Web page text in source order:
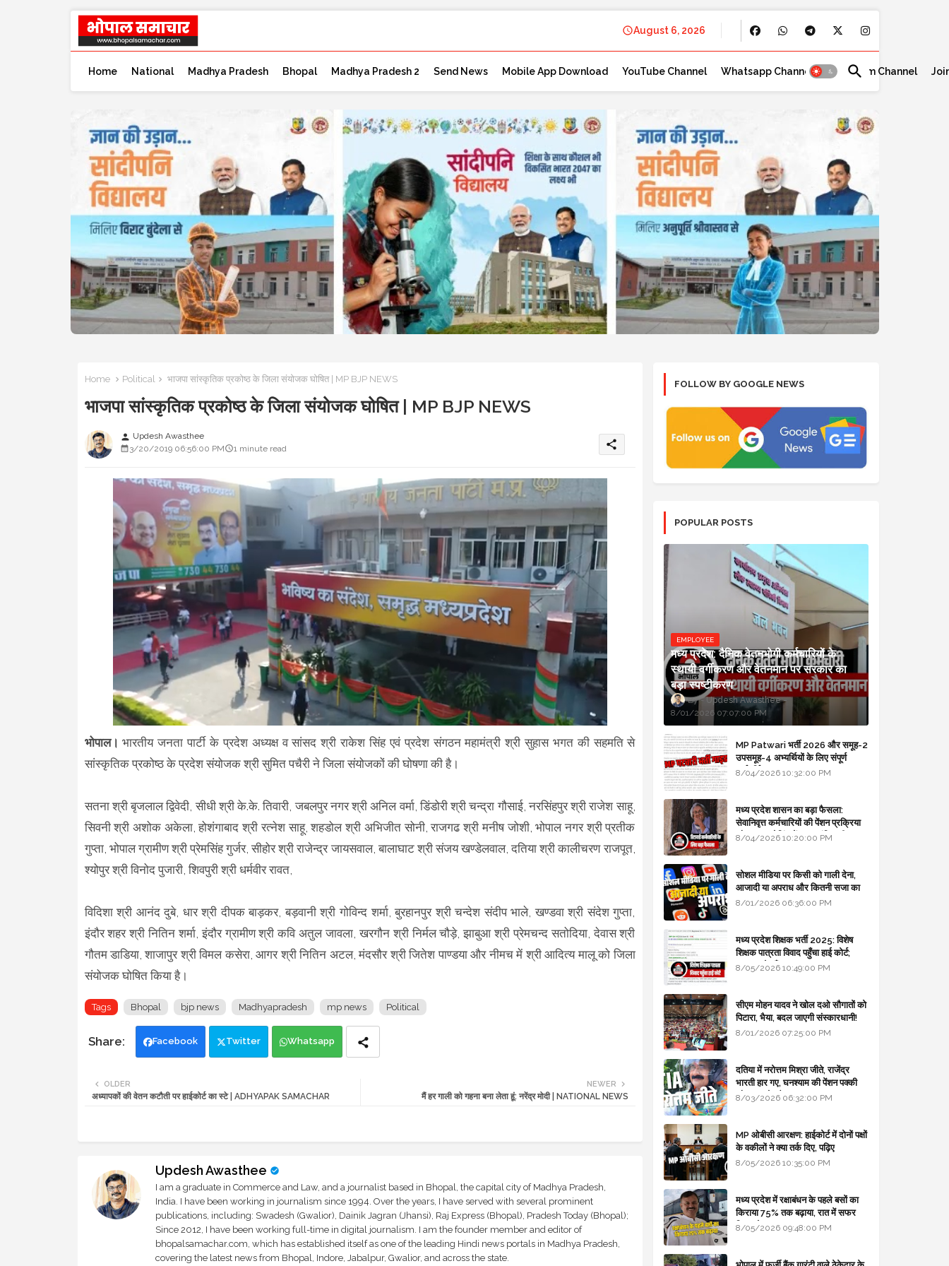
August 6, 2026
Home National Madhya Pradesh Bhopal Madhya Pradesh 2 Send News Mobile App Download YouTube Channel Whatsapp Channel Telegram Channel
Home Political भाजपा सांस्कृतिक प्रकोष्ठ के जिला संयोजक घोषित | MP BJP NEWS
भाजपा सांस्कृतिक प्रकोष्ठ के जिला संयोजक घोषित | MP BJP NEWS
person Updesh Awasthee
3/20/2019 06:56:00 PM
1 minute read share
भोपाल। भारतीय जनता पार्टी के प्रदेश अध्यक्ष व सांसद श्री राकेश सिंह एवं प्रदेश संगठन महामंत्री श्री सुहास भगत की सहमति से
सांस्कृतिक प्रकोष्ठ के प्रदेश संयोजक श्री सुमित पचैरी ने जिला संयोजकों की घोषणा की है।
सतना श्री बृजलाल द्विवेदी, सीधी श्री के.के. तिवारी, जबलपुर नगर श्री अनिल वर्मा, डिंडोरी श्री चन्द्रा गौसाई, नरसिंहपुर श्री राजेश साहू,
सिवनी श्री अशोक अकेला, होशंगाबाद श्री रत्नेश साहू, शहडोल श्री अभिजीत सोनी, राजगढ श्री मनीष जोशी, भोपाल नगर श्री प्रतीक
गुप्ता, भोपाल ग्रामीण श्री प्रेमसिंह गुर्जर, सीहोर श्री राजेन्द्र जायसवाल, बालाघाट श्री संजय खण्डेलवाल, दतिया श्री कालीचरण राजपूत,
श्योपुर श्री विनोद पुजारी, शिवपुरी श्री धर्मवीर रावत,
विदिशा श्री आनंद दुबे, धार श्री दीपक बाड़कर, बड़वानी श्री गोविन्द शर्मा, बुरहानपुर श्री चन्देश संदीप भाले, खण्डवा श्री संदेश गुप्ता,
इंदौर शहर श्री नितिन शर्मा, इंदौर ग्रामीण श्री कवि अतुल जावला, खरगौन श्री निर्मल चौड़े, झाबुआ श्री प्रेमचन्द सतोदिया, देवास श्री
गौतम डाडिया, शाजापुर श्री विमल कसेरा, आगर श्री नितिन अटल, मंदसौर श्री जितेश पाण्डया और नीमच में श्री आदित्य मालू को जिला
संयोजक घोषित किया है।
Tags Bhopal bjp news Madhyapradesh mp news Political
Facebook Twitter Whatsapp
NEWER
मैं हर गाली को गहना बना लेता हूं: नरेंद्र मोदी | NATIONAL NEWS
OLDER
अध्यापकों की वेतन कटौती पर हाईकोर्ट का स्टे | ADHYAPAK SAMACHAR
Updesh Awasthee
I am a graduate in Commerce and Law, and a journalist based in Bhopal, the capital city of Madhya Pradesh,
India. I have been working in journalism since 1994. Over the years, I have served with several prominent
publications, including: Swadesh (Gwalior), Dainik Jagran (Jhansi), Raj Express (Bhopal), Pradesh Today (Bhopal);
Since 2012, I have been working full-time in digital journalism. I am the founder member and editor of
bhopalsamachar.com, which has established itself as one of the leading Hindi news portals in Madhya Pradesh,
covering the latest news from Bhopal, Indore, Jabalpur, Gwalior, and across the state.
FOLLOW BY GOOGLE NEWS
POPULAR POSTS
EMPLOYEE
मध्य प्रदेश: दैनिक वेतनभोगी कर्मचारियों के
स्थायी वर्गीकरण और वेतनमान पर सरकार का
बड़ा स्पष्टीकरण
Updesh Awasthee
8/01/2026 07:07:00 PM
MP Patwari भर्ती 2026 और समूह-2
उपसमूह-4 अभ्यर्थियों के लिए संपूर्ण
मार्गदर्शिका
8/04/2026 10:32:00 PM
मध्य प्रदेश शासन का बड़ा फैसला:
सेवानिवृत्त कर्मचारियों की पेंशन प्रक्रिया
और बजट कोडिंग में हुए क्रांतिकारी
8/04/2026 10:20:00 PM
सोशल मीडिया पर किसी को गाली देना,
आजादी या अपराध और कितनी सजा का
प्रावधान - free legal advice
8/01/2026 06:36:00 PM
मध्य प्रदेश शिक्षक भर्ती 2025: विशेष
शिक्षक पात्रता विवाद पहुँचा हाई कोर्ट;
सरकार से माँगा जवाब
8/05/2026 10:49:00 PM
सीएम मोहन यादव ने खोल दओ सौगातों को
पिटारा, भैया, बदल जाएगी संस्कारधानी!
8/01/2026 07:25:00 PM
दतिया में नरोत्तम मिश्रा जीते, राजेंद्र
भारती हार गए, घनश्याम की पेंशन पक्की
और आशुतोष बैक टू...
8/03/2026 06:32:00 PM
MP ओबीसी आरक्षण: हाईकोर्ट में दोनों पक्षों
के वकीलों ने क्या तर्क दिए, पढ़िए
8/05/2026 10:35:00 PM
मध्य प्रदेश में रक्षाबंधन के पहले बसों का
किराया 75% तक बढ़ाया, रात में सफर
किया तो 10% एक्स्ट्रा
8/05/2026 09:48:00 PM